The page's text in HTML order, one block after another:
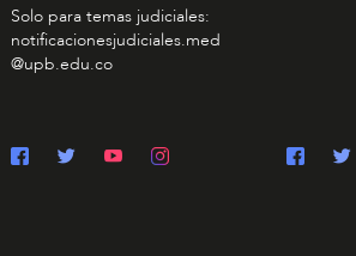
Solo para temas judiciales:
notificacionesjudiciales.med
@upb.edu.co